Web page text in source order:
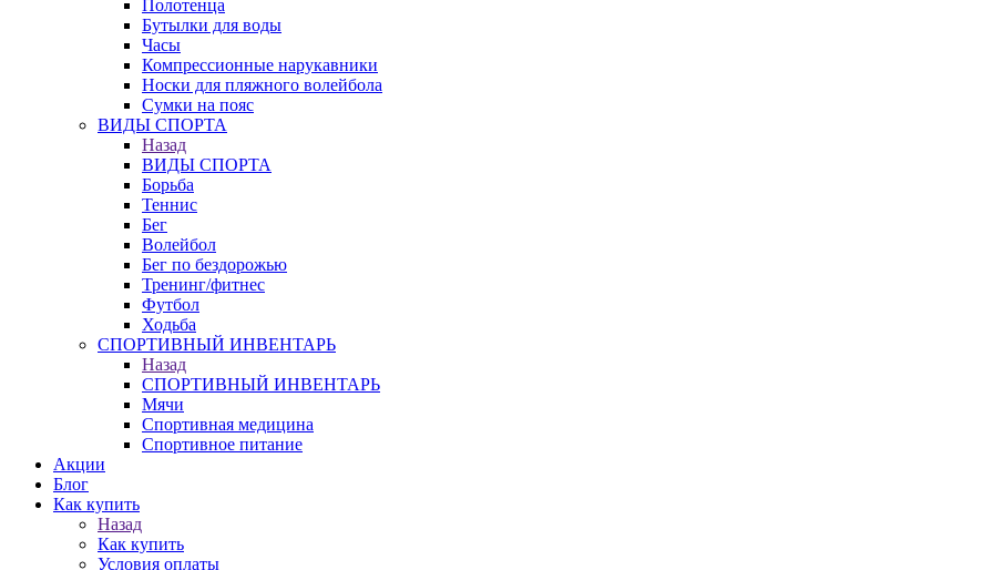
Полотенца
Бутылки для воды
Часы
Компрессионные нарукавники
Носки для пляжного волейбола
Сумки на пояс
ВИДЫ СПОРТА
Назад
ВИДЫ СПОРТА
Борьба
Теннис
Бег
Волейбол
Бег по бездорожью
Тренинг/фитнес
Футбол
Ходьба
СПОРТИВНЫЙ ИНВЕНТАРЬ
Назад
СПОРТИВНЫЙ ИНВЕНТАРЬ
Мячи
Спортивная медицина
Спортивное питание
Акции
Блог
Как купить
Назад
Как купить
Условия оплаты